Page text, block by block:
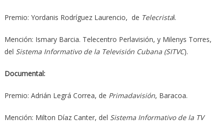
Premio: Yordanis Rodríguez Laurencio, de Telecristal.
Mención: Ismary Barcia. Telecentro Perlavisión, y Milenys Torres,
del Sistema Informativo de la Televisión Cubana (SITVC).
Documental:
Premio: Adrián Legrá Correa, de Primadavisión, Baracoa.
Mención: Milton Díaz Canter, del Sistema Informativo de la TV